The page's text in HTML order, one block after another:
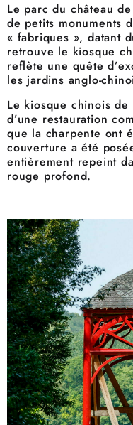
Le parc du château
de petits monuments
« fabriques », datant
retrouve le kiosque
reflète une quête
les jardins anglo-
Le kiosque chinois de
d’une restauration
que la charpente ont
couverture a été
entièrement repeint
rouge profond.